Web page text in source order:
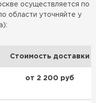
осуществляется по
области уточняйте у
Стоимость доставки
от 2 200 руб